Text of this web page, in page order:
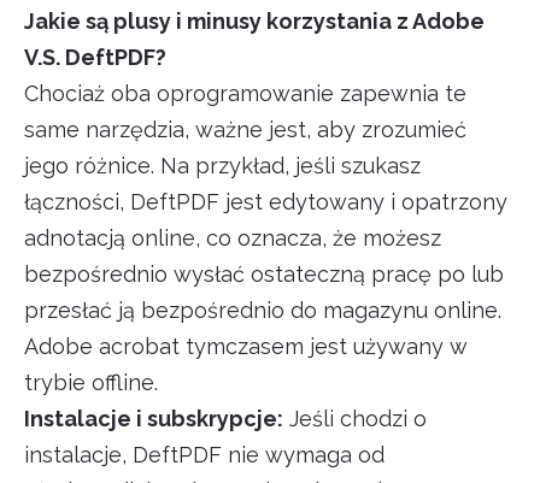
Jakie są plusy i minusy korzystania z Adobe
V.S. DeftPDF?
Chociaż oba oprogramowanie zapewnia te
same narzędzia, ważne jest, aby zrozumieć
jego różnice. Na przykład, jeśli szukasz
łączności, DeftPDF jest edytowany i opatrzony
adnotacją online, co oznacza, że możesz
bezpośrednio wysłać ostateczną pracę po lub
przesłać ją bezpośrednio do magazynu online.
Adobe acrobat tymczasem jest używany w
trybie offline.
Instalacje i subskrypcje: Jeśli chodzi o
instalacje, DeftPDF nie wymaga od